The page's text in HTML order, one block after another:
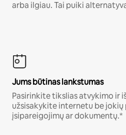
arba ilgiau. Tai puiki
Jums būtinas lankstumas
Pasirinkite tikslias atvykimo ir
užsisakykite internetu be
įsipareigojimų ar dokumentų.*